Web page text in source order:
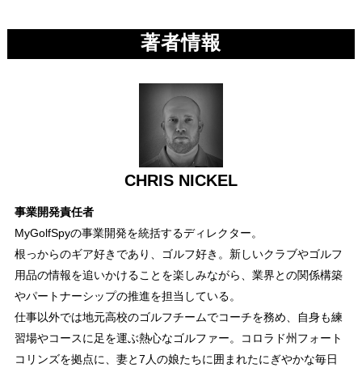
著者情報
CHRIS NICKEL
事業開発責任者
MyGolfSpyの事業開発を統括するディレクター。
根っからのギア好きであり、ゴルフ好き。新しいクラブやゴルフ
用品の情報を追いかけることを楽しみながら、業界との関係構築
やパートナーシップの推進を担当している。
仕事以外では地元高校のゴルフチームでコーチを務め、自身も練
習場やコースに足を運ぶ熱心なゴルファー。コロラド州フォート
コリンズを拠点に、妻と7人の娘たちに囲まれたにぎやかな毎日